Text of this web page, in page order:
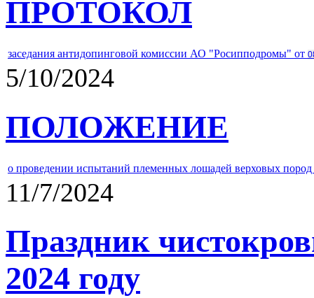
ПРОТОКОЛ
заседания антидопинговой комиссии АО "Росипподромы" от
5/10/2024
ПОЛОЖЕНИЕ
о проведении испытаний племенных лошадей верховых
11/7/2024
Праздник
2024 году